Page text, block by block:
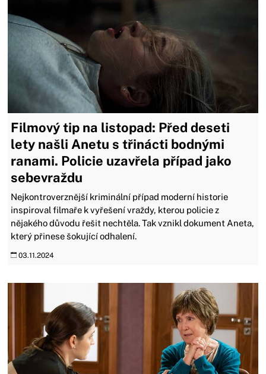
Filmový tip na listopad: Před deseti
lety našli Anetu s třinácti bodnými
ranami. Policie uzavřela případ jako
sebevraždu
Nejkontroverznější kriminální případ moderní historie
inspiroval filmaře k vyřešení vraždy, kterou policie z
nějakého důvodu řešit nechtěla. Tak vznikl dokument Aneta,
který přinese šokující odhalení.
03.11.2024